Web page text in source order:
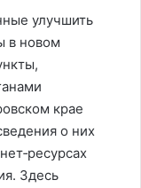
улучшить
в новом
крае
о них
Здесь